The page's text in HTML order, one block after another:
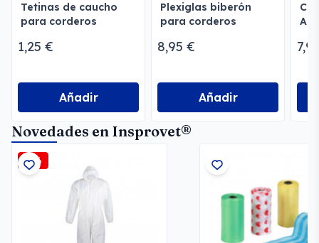
Tetinas de caucho
para corderos
1,25 €
Añadir
Plexiglas biberón
para corderos
8,95 €
Añadir
Novedades en Insprovet®
-5%